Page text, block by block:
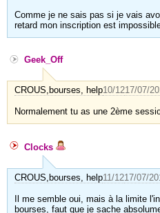
Comme je ne sais pas si je vais
retard mon inscription est
Geek_Off
CROUS,bourses, help10/1217/07/
Normalement tu as une 2ème
Clocks
CROUS,bourses, help11/1217/07/
Il me semble oui, mais à la limite
bourses, faut que je sache